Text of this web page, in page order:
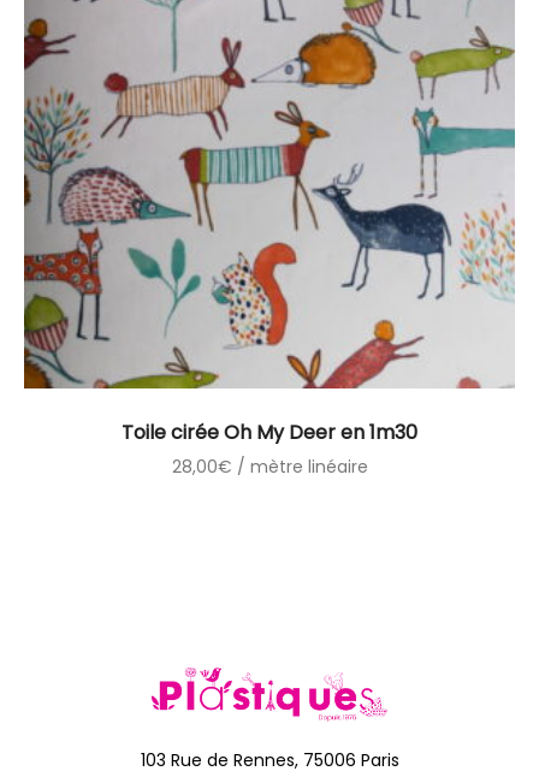
Toile cirée Oh My Deer en 1m30
28,00€ / mètre linéaire
103 Rue de Rennes, 75006 Paris